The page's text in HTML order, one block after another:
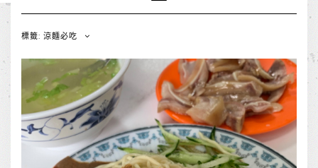
Navigation
標籤: 涼麵必吃